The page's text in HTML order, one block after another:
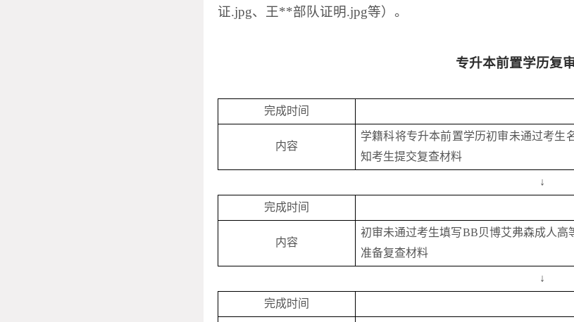
证.jpg、王**部队证明.jpg等） 。
专升本前置学历复
完成时间
内容
学籍科将专升本前置学历初审未通过考生
知考生提交复查材料
↓
完成时间
内容
初审未通过考生填写BB贝博艾弗森成人
准备复查材料
↓
完成时间